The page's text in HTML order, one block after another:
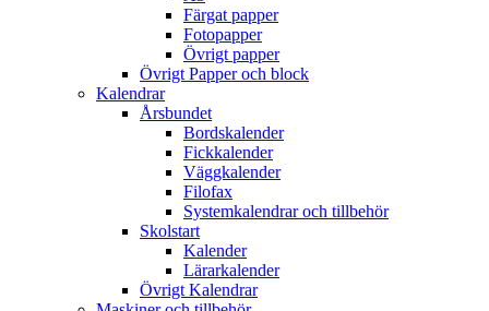
Färgat papper
Fotopapper
Övrigt papper
Övrigt Papper och block
Kalendrar
Årsbundet
Bordskalender
Fickkalender
Väggkalender
Filofax
Systemkalendrar och tillbehör
Skolstart
Kalender
Lärarkalender
Övrigt Kalendrar